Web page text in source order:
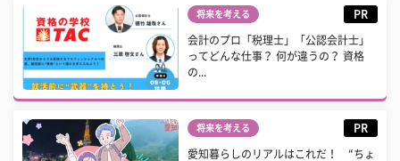
将来を考える PR
会計のプロ「税理士」「公認会計士」
ってどんな仕事？ 何が違うの？ 資格
の...
将来を考える PR
愛知暮らしのリアルはこれだ！ “ちょ